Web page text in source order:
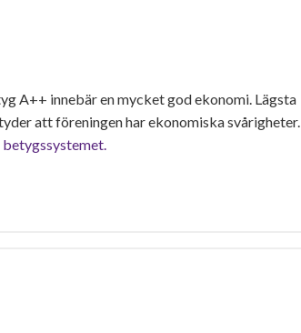
A++ innebär en mycket god ekonomi. Lägsta
att föreningen har ekonomiska svårigheter.
betygssystemet.